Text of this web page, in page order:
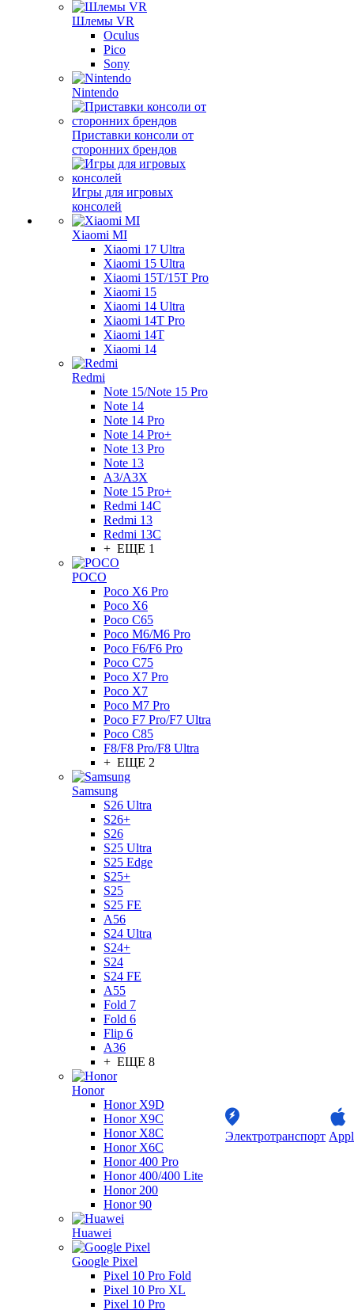
Шлемы VR
Oculus
Pico
Sony
Nintendo
Приставки консоли от
сторонних брендов
Игры для игровых
консолей
Xiaomi MI
Xiaomi 17 Ultra
Xiaomi 15 Ultra
Xiaomi 15T/15T Pro
Xiaomi 15
Xiaomi 14 Ultra
Xiaomi 14T Pro
Xiaomi 14T
Xiaomi 14
Redmi
Note 15/Note 15 Pro
Note 14
Note 14 Pro
Note 14 Pro+
Note 13 Pro
Note 13
A3/A3X
Note 15 Pro+
Redmi 14C
Redmi 13
Redmi 13C
+ ЕЩЕ 1
POCO
Poco X6 Pro
Poco X6
Poco C65
Poco M6/M6 Pro
Poco F6/F6 Pro
Poco C75
Poco X7 Pro
Poco X7
Poco M7 Pro
Poco F7 Pro/F7 Ultra
Poco C85
F8/F8 Pro/F8 Ultra
+ ЕЩЕ 2
Samsung
S26 Ultra
S26+
S26
S25 Ultra
S25 Edge
S25+
S25
S25 FE
A56
S24 Ultra
S24+
S24
S24 FE
A55
Fold 7
Fold 6
Flip 6
A36
+ ЕЩЕ 8
Honor
Honor X9D
Honor X9C
Honor X8C
Honor X6C
Honor 400 Pro
Honor 400/400 Lite
Honor 200
Honor 90
Huawei
Google Pixel
Pixel 10 Pro Fold
Pixel 10 Pro XL
Pixel 10 Pro
Электротранспорт